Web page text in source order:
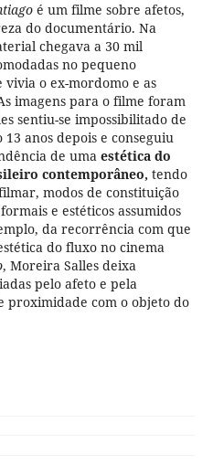
é um filme sobre afetos,
do documentário. Na
chegava a 30 mil
no pequeno
o ex-mordomo e as
imagens para o filme foram
sentiu-se impossibilitado de
anos depois e conseguiu
de uma estética do
contemporâneo, tendo
modos de constituição
e estéticos assumidos
da recorrência com que
do fluxo no cinema
, Moreira Salles deixa
pelo afeto e pela
proximidade com o objeto do